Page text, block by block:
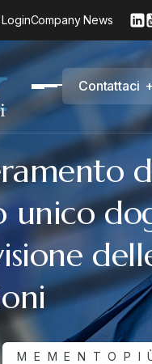
LoginCompany News
Contattaci +
unico